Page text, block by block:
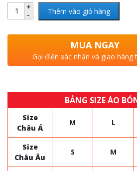
Thêm vào giỏ hàng
MUA NGAY
Gọi điện xác nhận và giao hàng
BẢNG SIZE ÁO
Size
Châu Á
M L
Size
Châu Âu
S M